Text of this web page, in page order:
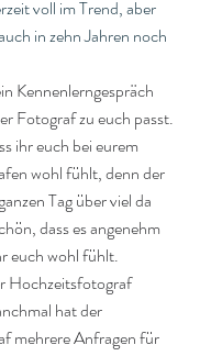
voll im Trend, aber
in zehn Jahren noch
Kennenlerngespräch
Fotograf zu euch passt.
ihr euch bei eurem
wohl fühlt, denn der
Tag über viel da
dass es angenehm
euch wohl fühlt.
Hochzeitsfotograf
hat der
mehrere Anfragen für